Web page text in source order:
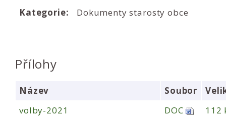
Kategorie: Dokumenty starosty obce
Přílohy
Název Soubor
volby-2021
DOC 112